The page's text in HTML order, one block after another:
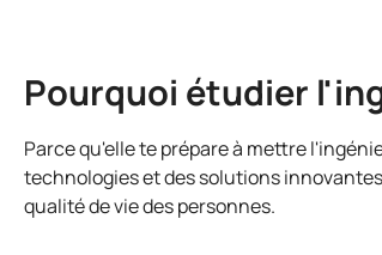
Pourquoi étudier
Parce qu'elle te prépare à mettre
technologies et des solutions
qualité de vie des personnes.